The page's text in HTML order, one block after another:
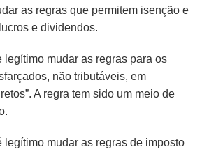
as regras que permitem isenção e
e dividendos.
legítimo mudar as regras para os
não tributáveis, em
A regra tem sido um meio de
legítimo mudar as regras de imposto